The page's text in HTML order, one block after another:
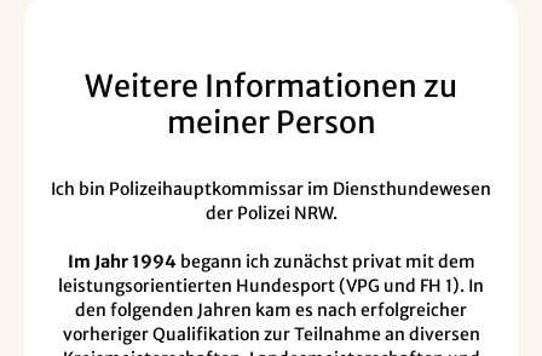
Weitere Informationen zu
meiner Person
Ich bin Polizeihauptkommissar im Diensthundewesen
der Polizei NRW.
Im Jahr 1994 begann ich zunächst privat mit dem
leistungsorientierten Hundesport (VPG und FH 1). In
den folgenden Jahren kam es nach erfolgreicher
vorheriger Qualifikation zur Teilnahme an diversen